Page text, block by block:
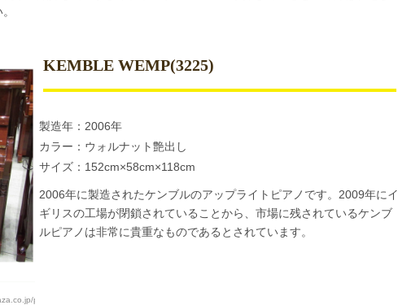
products/kemble-wemp-3225/）
KEMBLE WEMP(3225)
製造年：2006年
カラー：ウォルナット艶出し
サイズ：152cm×58cm×118cm
2006年に製造されたケンブルのアップライトピアノです。2009年にイ
ギリスの工場が閉鎖されていることから、市場に残されているケンブ
ルピアノは非常に貴重なものであるとされています。